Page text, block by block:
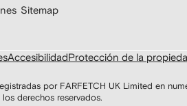
Sitemap
AccesibilidadProtección de la
por FARFETCH UK Limited en
derechos reservados.